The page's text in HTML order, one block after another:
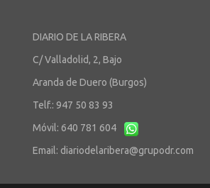
DIARIO DE LA RIBERA
C/ Valladolid, 2, Bajo
Aranda de Duero (Burgos)
Telf.: 947 50 83 93
Móvil: 640 781 604
Email: diariodelaribera@grupodr.com